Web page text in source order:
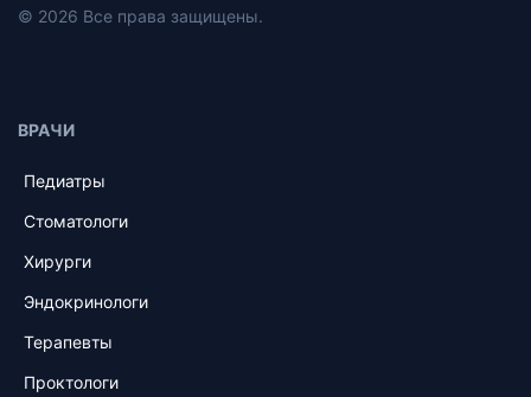
© 2026 Все права защищены.
ВРАЧИ
Педиатры
Стоматологи
Хирурги
Эндокринологи
Терапевты
Проктологи